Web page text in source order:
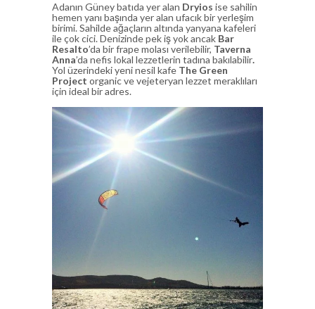
Adanın Güney batıda yer alan Dryios ise sahilin
hemen yanı başında yer alan ufacık bir yerleşim
birimi. Sahilde ağaçların altında yanyana kafeleri
ile çok cici. Denizinde pek iş yok ancak Bar
Resalto’da bir frape molası verilebilir, Taverna
Anna’da nefis lokal lezzetlerin tadına bakılabilir.
Yol üzerindeki yeni nesil kafe The Green
Project organic ve vejeteryan lezzet meraklıları
için ideal bir adres.